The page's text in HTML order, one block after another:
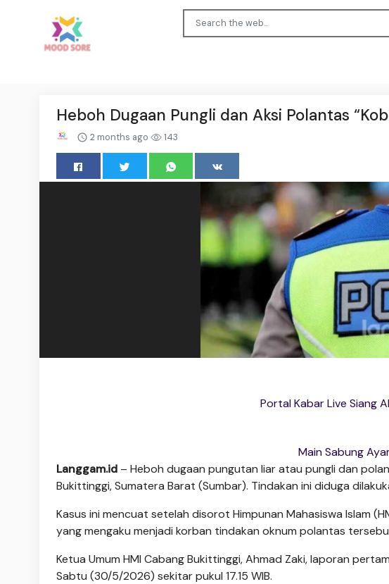
Heboh Dugaan Pungli dan Aksi Polantas
2 months ago 143
Portal Kabar Live Siang
Main Sabung
Langgam.id – Heboh dugaan pungutan liar atau pungli dan
Bukittinggi, Sumatera Barat (Sumbar). Tindakan ini diduga
Kasus ini mencuat setelah disorot Himpunan Mahasiswa Islam
yang mengaku menjadi korban tindakan oknum polantas
Ketua Umum HMI Cabang Bukittinggi, Ahmad Zaki, laporan
Sabtu (30/5/2026) sekitar pukul 17.15 WIB.